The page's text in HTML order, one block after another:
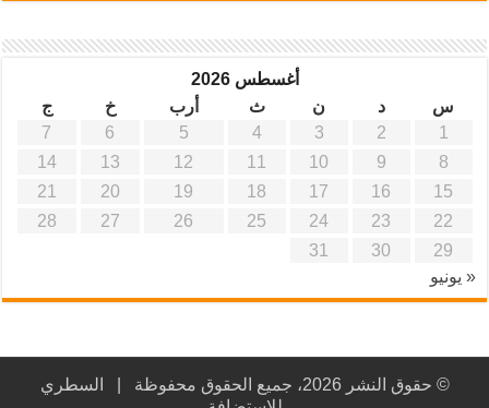
أغسطس 2026
س
د ن ث أرب خ
ج
1
2
3
4
5
6
7
8
9
10
11
12
13
14
15
16
17
18
19
20
21
22
23
24
25
26
27
28
29
30
31
« يونيو
© حقوق النشر 2026، جميع الحقوق محفوظة |
السطري